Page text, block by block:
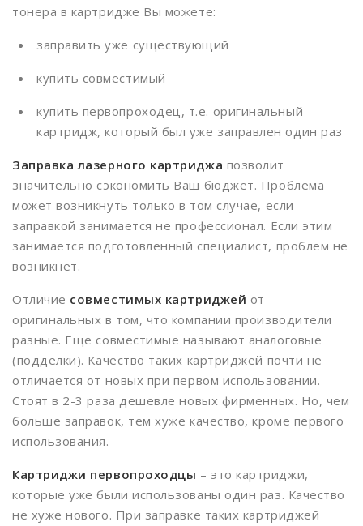
тонера в картридже Вы можете:
заправить уже существующий
купить совместимый
купить первопроходец, т.е. оригинальный
картридж, который был уже заправлен один раз
Заправка лазерного картриджа позволит
значительно сэкономить Ваш бюджет. Проблема
может возникнуть только в том случае, если
заправкой занимается не профессионал. Если этим
занимается подготовленный специалист, проблем не
возникнет.
Отличие совместимых картриджей от
оригинальных в том, что компании производители
разные. Еще совместимые называют аналоговые
(подделки). Качество таких картриджей почти не
отличается от новых при первом использовании.
Стоят в 2-3 раза дешевле новых фирменных. Но, чем
больше заправок, тем хуже качество, кроме первого
использования.
Картриджи первопроходцы – это картриджи,
которые уже были использованы один раз. Качество
не хуже нового. При заправке таких картриджей